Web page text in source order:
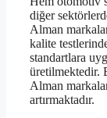
diğer
Alman
kalite
standartlara
üretilmektedir.
Alman
artırmaktadır.